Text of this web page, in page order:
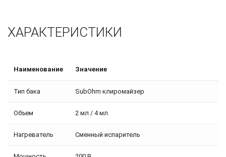
ХАРАКТЕРИСТИКИ
Наименование Значение
Тип бака SubOhm клиромайзер
Объем 2 мл / 4 мл
Нагреватель Сменный испаритель